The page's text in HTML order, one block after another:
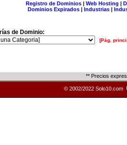
Registro de Dominios| Web Hosting |
Dominios Expirados | Industrias |
de Dominio:
[Pág.
** Precios
© 2002/2022 Solo10.com